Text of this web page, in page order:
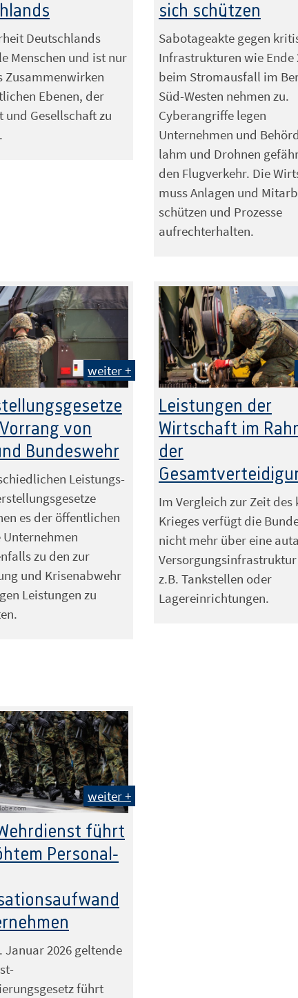
Deutschlands
Menschen und ist nur
Zusammenwirken
Ebenen, der
und Gesellschaft zu
sich schützen
Sabotageakte gegen
Infrastrukturen wie Ende
beim Stromausfall im
Süd-Westen nehmen zu.
Cyberangriffe legen
Unternehmen und
lahm und Drohnen
den Flugverkehr. Die
muss Anlagen und
schützen und Prozesse
aufrechterhalten.
weiter +
von
Bundeswehr
Leistungs-
es der öffentlichen
zu den zur
und Krisenabwehr
Leistungen zu
Foto: filmbildfabrik – stock.adobe.com
Leistungen der
Wirtschaft im
der
Im Vergleich zur Zeit des
Krieges verfügt die
nicht mehr über eine
z.B. Tankstellen oder
Lagereinrichtungen.
weiter +
führt
Personal-
Januar 2026 geltende
führt